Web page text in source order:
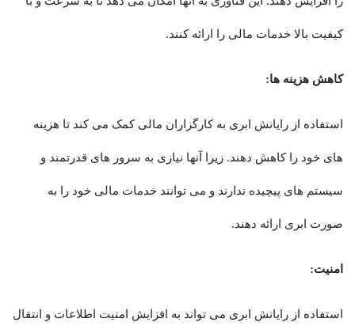
کیفیت بالا خدمات مالی را ارائه کنند.
کاهش هزینه ها:
استفاده از رایانش ابری به کارگزاران مالی کمک می کند تا هزینه
های خود را کاهش دهند. زیرا آنها نیازی به سرور های قدرتمند و
سیستم های پیچیده ندارند و می توانند خدمات مالی خود را به
صورت ابری ارائه دهند.
امنیت:
استفاده از رایانش ابری می تواند به افزایش امنیت اطلاعات و انتقال